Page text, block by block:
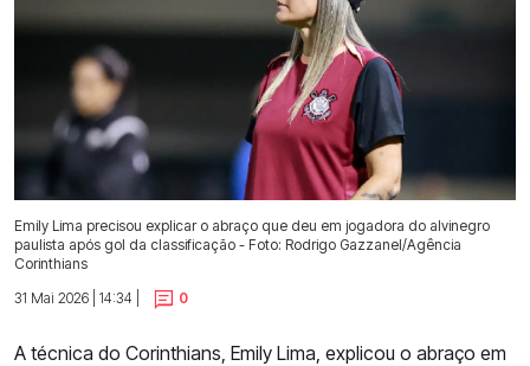
Emily Lima precisou explicar o abraço que deu em jogadora do alvinegro
paulista após gol da classificação - Foto: Rodrigo Gazzanel/Agência
Corinthians
31 Mai 2026 | 14:34 |
0
A técnica do Corinthians, Emily Lima, explicou o abraço em